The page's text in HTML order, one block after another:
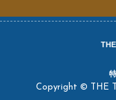
Copyright © THE